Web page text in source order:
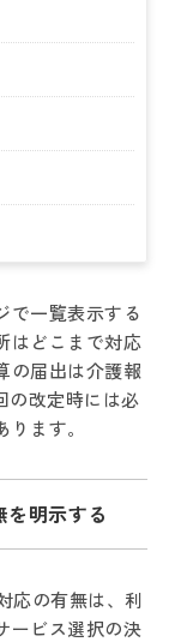
で一覧表示する
はどこまで対応
の届出は介護報
の改定時には必
ます。
明示する
応の有無は、利
ービス選択の決